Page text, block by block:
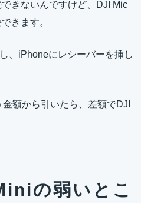
きないんですけど、DJI Mic
きます。
、iPhoneにレシーバーを挿し
額から引いたら、差額でDJI
の弱いとこ